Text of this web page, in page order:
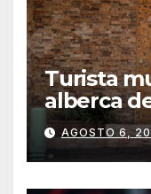
Turista
alberca
ayuda
AGOSTO 6,